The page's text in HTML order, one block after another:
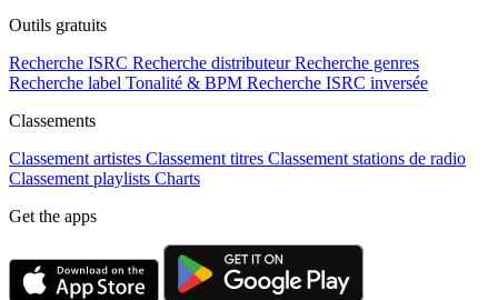
Outils gratuits
Recherche ISRC Recherche distributeur Recherche genres
Recherche label Tonalité & BPM Recherche ISRC inversée
Classements
Classement artistes Classement titres Classement stations de radio
Classement playlists Charts
Get the apps